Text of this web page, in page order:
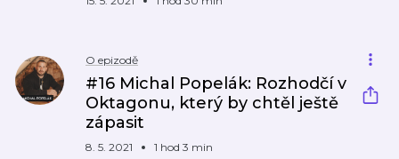
O epizodě
#16 Michal Popelák: Rozhodčí v
Oktagonu, který by chtěl ještě
zápasit
8. 5. 2021 1 hod 3 min